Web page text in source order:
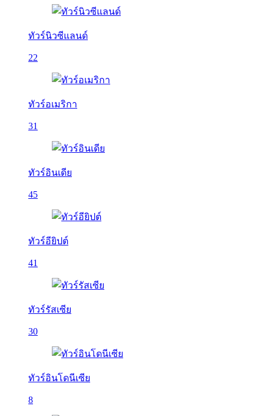
ทัวร์นิวซีแลนด์
22
ทัวร์อเมริกา
31
ทัวร์อินเดีย
45
ทัวร์อียิปต์
41
ทัวร์รัสเซีย
30
ทัวร์อินโดนีเซีย
8